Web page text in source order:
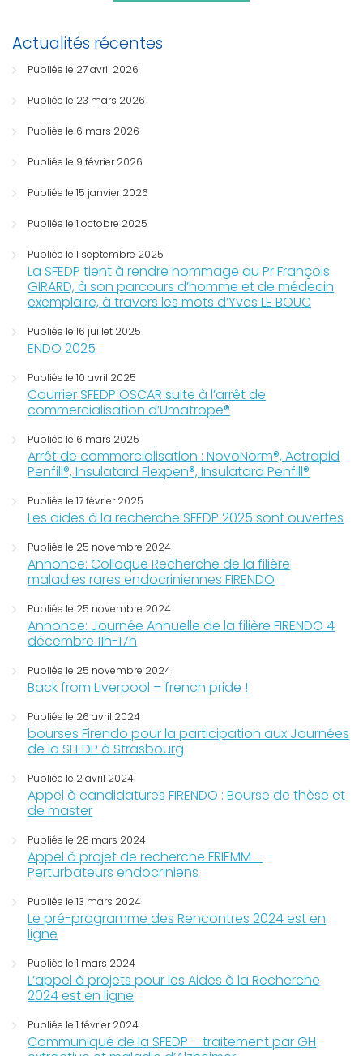
Actualités récentes
Publiée le 27 avril 2026
Publiée le 23 mars 2026
Publiée le 6 mars 2026
Publiée le 9 février 2026
Publiée le 15 janvier 2026
Publiée le 1 octobre 2025
Publiée le 1 septembre 2025
La SFEDP tient à rendre hommage au Pr François
GIRARD, à son parcours d’homme et de médecin
exemplaire, à travers les mots d’Yves LE BOUC
Publiée le 16 juillet 2025
ENDO 2025
Publiée le 10 avril 2025
Courrier SFEDP OSCAR suite à l’arrêt de
commercialisation d’Umatrope®
Publiée le 6 mars 2025
Arrêt de commercialisation : NovoNorm®, Actrapid
Penfill®, Insulatard Flexpen®, Insulatard Penfill®
Publiée le 17 février 2025
Les aides à la recherche SFEDP 2025 sont ouvertes
Publiée le 25 novembre 2024
Annonce: Colloque Recherche de la filière
maladies rares endocriniennes FIRENDO
Publiée le 25 novembre 2024
Annonce: Journée Annuelle de la filière FIRENDO 4
décembre 11h-17h
Publiée le 25 novembre 2024
Back from Liverpool – french pride !
Publiée le 26 avril 2024
bourses Firendo pour la participation aux Journées
de la SFEDP à Strasbourg
Publiée le 2 avril 2024
Appel à candidatures FIRENDO : Bourse de thèse et
de master
Publiée le 28 mars 2024
Appel à projet de recherche FRIEMM –
Perturbateurs endocriniens
Publiée le 13 mars 2024
Le pré-programme des Rencontres 2024 est en
ligne
Publiée le 1 mars 2024
L’appel à projets pour les Aides à la Recherche
2024 est en ligne
Publiée le 1 février 2024
Communiqué de la SFEDP – traitement par GH